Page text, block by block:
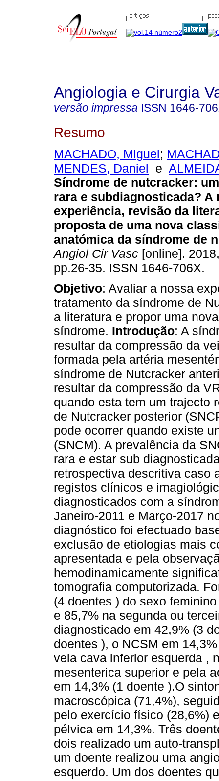
Angiologia e Cirurgia
versão impressa ISSN 1646-
Resumo
MACHADO, Miguel;
MENDES, Daniel e
Síndrome de nutcracker:
rara e subdiagnosticada? A
experiência, revisão da
proposta de uma nova
anatómica da síndrome de
Angiol Cir Vasc [online].
pp.26-35. ISSN 1646-706X.
Objetivo: Avaliar a nossa
tratamento da síndrome de
a literatura e propor uma
síndrome. Introdução: A
resultar da compressão da
forma­da pela artéria
síndrome de Nutcracker
resultar da compressão da
quando esta tem um trajecto
de Nutcracker posterior
pode ocorrer quando existe
(SNCM). A prevalência da
rara e estar sub
retrospectiva descritiva caso
registos clínicos e
diagnosticados com a
Janeiro-2011 e Março-2017
diagnóstico foi efectuado
exclusão de etiologias mais
apresentada e pela
hemodinamicamente
tomografia computorizada.
(4 doentes ) do sexo
e 85,7% na segunda ou
diagnosticado em 42,9% (3
doentes ), o NCSM em
veia cava inferior esquerda ,
mesenterica superior e pela
em 14,3% (1 doente ).O
macroscópica (71,4%),
pelo exercício físico (28,6%)
pélvica em 14,3%. Três
dois realizado um auto-
um doente realizou uma
esquerdo. Um dos doentes